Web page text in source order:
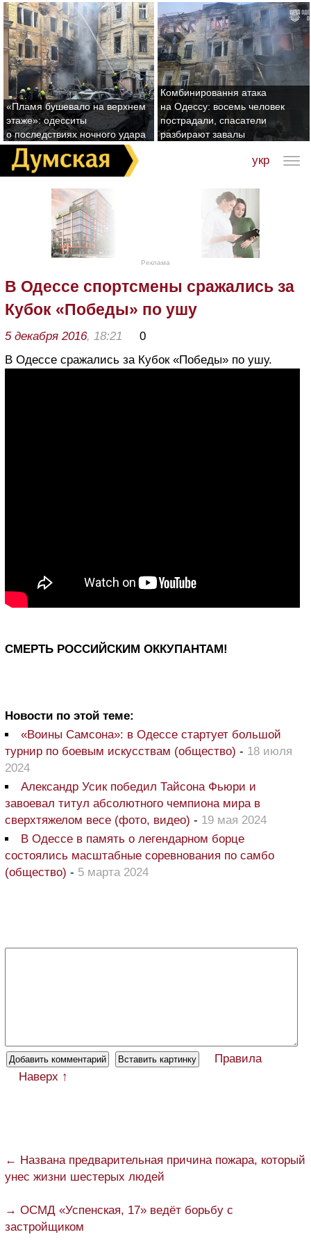
«Пламя бушевало на верхнем
этаже»: одесситы
о последствиях ночного удара
Комбинировання атака
на Одессу: восемь человек
пострадали, спасатели
разбирают завалы
укр
Реклама
В Одессе спортсмены сражались за
Кубок «Победы» по ушу
5 декабря 2016, 18:21
0
В Одессе сражались за Кубок «Победы» по ушу.
СМЕРТЬ РОССИЙСКИМ ОККУПАНТАМ!
Новости по этой теме:
«Воины Самсона»: в Одессе стартует большой
турнир по боевым искусствам (общество) - 18 июля
2024
Александр Усик победил Тайсона Фьюри и
завоевал титул абсолютного чемпиона мира в
сверхтяжелом весе (фото, видео) - 19 мая 2024
В Одессе в память о легендарном борце
состоялись масштабные соревнования по самбо
(общество) - 5 марта 2024
Правила
Наверх ↑
← Названа предварительная причина пожара, который
унес жизни шестерых людей
→ ОСМД «Успенская, 17» ведёт борьбу с
застройщиком